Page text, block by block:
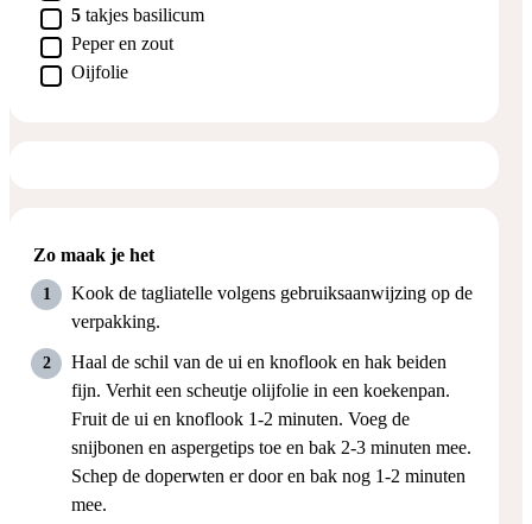
▢
5 takjes basilicum
▢
Peper en zout
▢
Oijfolie
Zo maak je het
Kook de tagliatelle volgens gebruiksaanwijzing op de
verpakking.
Haal de schil van de ui en knoflook en hak beiden
fijn. Verhit een scheutje olijfolie in een koekenpan.
Fruit de ui en knoflook 1-2 minuten. Voeg de
snijbonen en aspergetips toe en bak 2-3 minuten mee.
Schep de doperwten er door en bak nog 1-2 minuten
mee.